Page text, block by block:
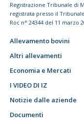
Registrazione Tribunale di
registrata presso il
Roc n° 24344 del 11 marzo
Allevamento bovini
Altri allevamenti
Economia e Mercati
I VIDEO DI IZ
Notizie dalle aziende
Documenti